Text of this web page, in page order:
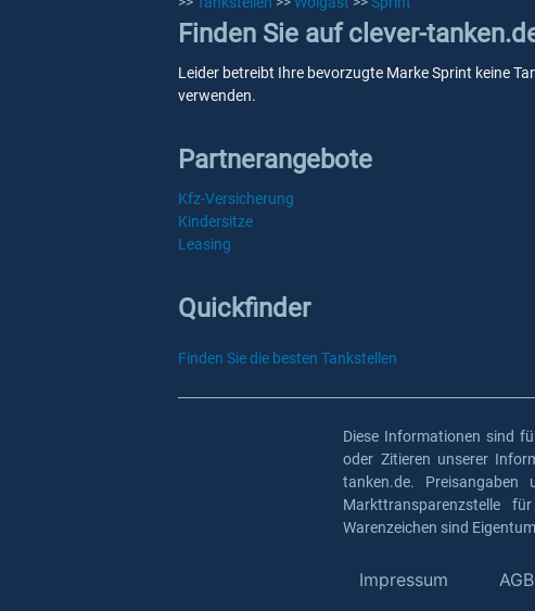
Finden Sie auf clever-
Leider betreibt Ihre bevorzugte Marke Sprint keine
verwenden.
Partnerangebote
Kfz-Versicherung
Kindersitze
Leasing
Quickfinder
Finden Sie die besten Tankstellen
Diese Informationen sind
oder Zitieren unserer
tanken.de.
Markttransparenzstelle
Warenzeichen sind
Impressum AGB